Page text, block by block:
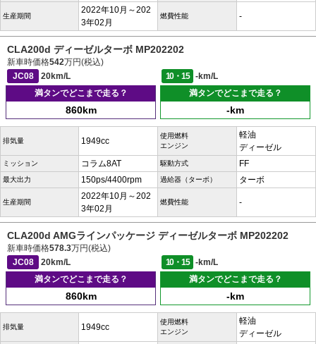
生産期間
2022年10月～202
3年02月
燃費性能 -
CLA200d ディーゼルターボ MP202202
新車時価格542万円(税込)
JC08
20km/L 10・15
-km/L
満タンでどこまで走る？
860km
満タンでどこまで走る？
-km
排気量 1949cc
使用燃料
エンジン
軽油
ディーゼル
ミッション コラム8AT 駆動方式 FF
最大出力 150ps/4400rpm 過給器（ターボ） ターボ
生産期間
2022年10月～202
3年02月
燃費性能 -
CLA200d AMGラインパッケージ ディーゼルターボ MP202202
新車時価格578.3万円(税込)
JC08
20km/L 10・15
-km/L
満タンでどこまで走る？
860km
満タンでどこまで走る？
-km
排気量 1949cc
使用燃料
エンジン
軽油
ディーゼル